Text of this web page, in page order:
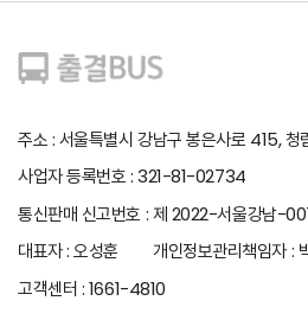
주소 : 서울특별시 강남구 봉은사로 415, 청
사업자 등록번호 : 321-81-02734
통신판매 신고번호 : 제 2022-서울강남-
대표자 : 오성훈 개인정보관리책임자 :
고객센터 : 1661-4810